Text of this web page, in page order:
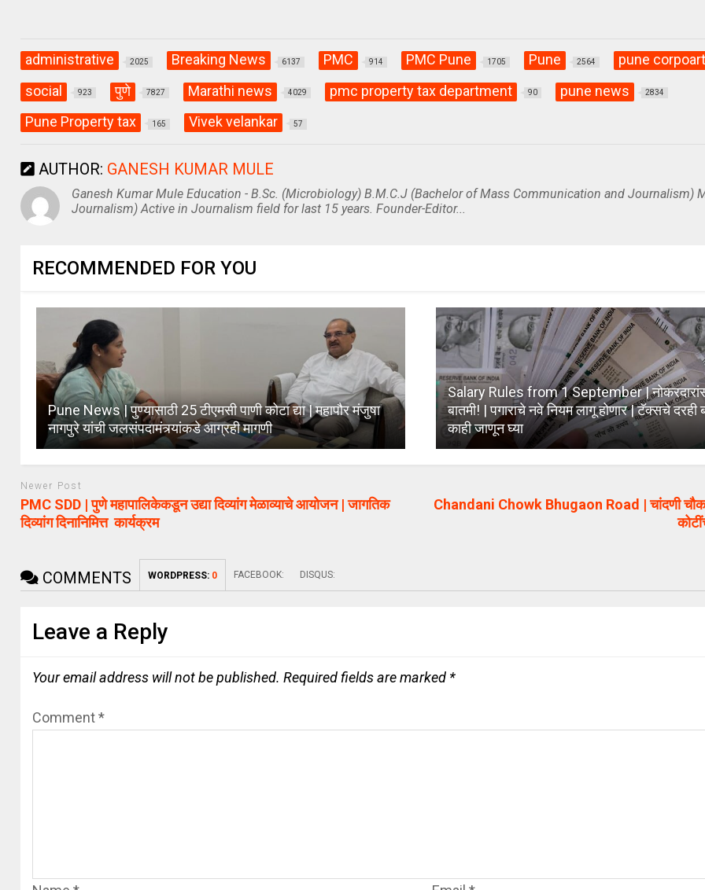
administrative 2025 Breaking News 6137 PMC 914 PMC Pune 1705 Pune 2564 pune
social 923 पुणे 7827 Marathi news 4029 pmc property tax department 90 pune news 2834
Pune Property tax 165 Vivek velankar 57
AUTHOR: GANESH KUMAR MULE
Ganesh Kumar Mule Education - B.Sc. (Microbiology) B.M.C.J (Bachelor of Mass Communication and Journalism)
Journalism) Active in Journalism field for last 15 years. Founder-Editor...
RECOMMENDED FOR YOU
Pune News | पुण्यासाठी 25 टीएमसी पाणी कोटा द्या | महापौर मंजुषा
नागपुरे यांची जलसंपदामंत्र्यांकडे आग्रही मागणी
Salary Rules from 1 September |
बातमी! | पगाराचे नवे नियम लागू होणार | टॅक्सचे दरही
काही जाणून घ्या
Newer Post
PMC SDD | पुणे महापालिकेकडून उद्या दिव्यांग मेळाव्याचे आयोजन | जागतिक
दिव्यांग दिनानिमित्त कार्यक्रम
Chandani Chowk Bhugaon Road | चांदणी चौक –
COMMENTS WORDPRESS: 0 FACEBOOK: DISQUS:
Leave a Reply
Your email address will not be published. Required fields are marked *
Comment*